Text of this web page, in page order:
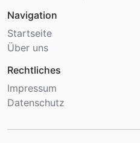
Navigation
Startseite
Über uns
Rechtliches
Impressum
Datenschutz